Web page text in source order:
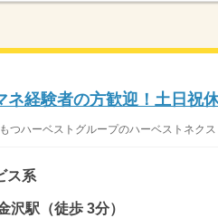
ネ経験者の方歓迎！土日祝
つハーベストグループのハーベストネク
ス系
沢駅（徒歩 3分）